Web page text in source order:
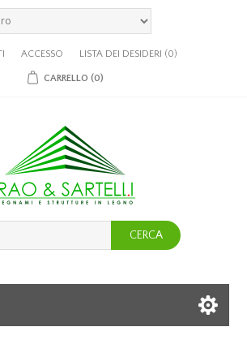
ACCESSO LISTA DEI DESIDERI (0)
CARRELLO (0)
CERCA